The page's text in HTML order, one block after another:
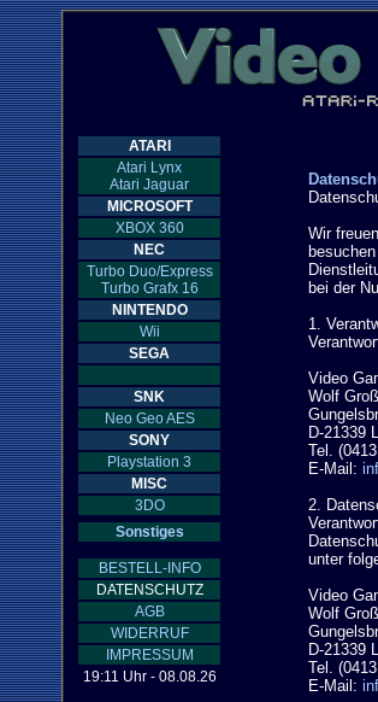
ATARI
Atari Lynx
Atari Jaguar
MICROSOFT
XBOX 360
NEC
Turbo Duo/Express
Turbo Grafx 16
NINTENDO
Wii
SEGA
SNK
Neo Geo AES
SONY
Playstation 3
MISC
3DO
Sonstiges
BESTELL-INFO
DATENSCHUTZ
AGB
WIDERRUF
IMPRESSUM
19:11 Uhr - 08.08.26
Wir
bei der
1.
Video
Wolf Groß
D-21339
Tel.
E-Mail:
2.
unter
Video
Wolf Groß
D-21339
Tel.
E-Mail: